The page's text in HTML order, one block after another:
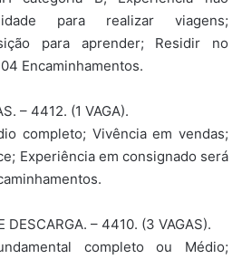
para realizar viagens;
para aprender; Residir no
Encaminhamentos.
– 4412. (1 VAGA).
completo; Vivência em vendas;
Experiência em consignado será
DESCARGA. – 4410. (3 VAGAS).
completo ou Médio;